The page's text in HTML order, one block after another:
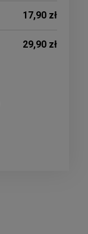
17,90 zł
29,90 zł